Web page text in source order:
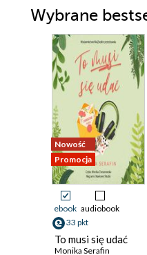
Wybrane
Nowość
Promocja
ebook audiobook
33 pkt
To musi się udać
Monika Serafin